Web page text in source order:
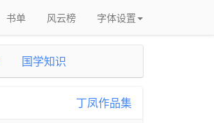
书单 风云榜 字体设置
国学知识
丁凤作品集